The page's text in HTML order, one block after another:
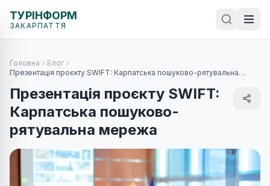
ТУРІНФОРМ
ЗАКАРПАТТЯ
Головна
Блог
Презентація проєкту SWIFT: Карпатська пошуково-рятувальна
Презентація проєкту SWIFT:
Карпатська пошуково-
рятувальна мережа